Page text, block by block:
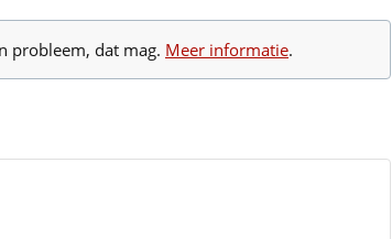
probleem, dat mag. Meer informatie.